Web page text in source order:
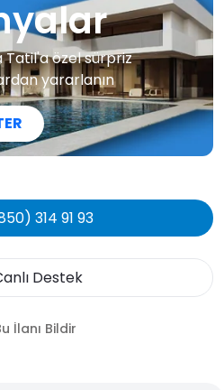
Tatil'a özel sürpriz
yararlanın
314 91 93
Destek
İlanı Bildir